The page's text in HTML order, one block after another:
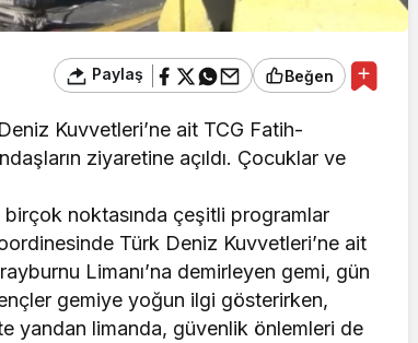
Paylaş Beğen
Kuvvetleri’ne ait TCG Fatih-
ziyaretine açıldı. Çocuklar ve
noktasında çeşitli programlar
Türk Deniz Kuvvetleri’ne ait
Limanı’na demirleyen gemi, gün
gemiye yoğun ilgi gösterirken,
yandan limanda, güvenlik önlemleri de